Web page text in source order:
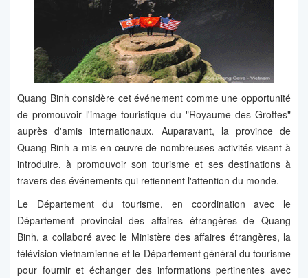
Quang Binh considère cet événement comme une opportunité
de promouvoir l'image touristique du "Royaume des Grottes"
auprès d'amis internationaux. Auparavant, la province de
Quang Binh a mis en œuvre de nombreuses activités visant à
introduire, à promouvoir son tourisme et ses destinations à
travers des événements qui retiennent l'attention du monde.
Le Département du tourisme, en coordination avec le
Département provincial des affaires étrangères de Quang
Binh, a collaboré avec le Ministère des affaires étrangères, la
télévision vietnamienne et le Département général du tourisme
pour fournir et échanger des informations pertinentes avec